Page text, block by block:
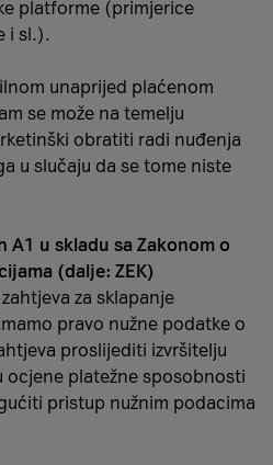
platforme (primjerice
i sl.).
unaprijed plaćenom
se može na temelju
obratiti radi nuđenja
u slučaju da se tome niste
A1 u skladu sa Zakonom o
(dalje: ZEK)
za sklapanje
pravo nužne podatke o
proslijediti izvršitelju
ocjene platežne sposobnosti
pristup nužnim podacima